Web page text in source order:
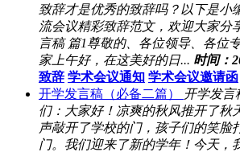
致辞才是优秀的致辞吗？以下是小
流会议精彩致辞范文，欢迎大家分
言稿 篇1尊敬的、各位领导、各位
家上午好，在这美好的日... 时间：
致辞 学术会议通知 学术会议邀请函
开学发言稿（必备二篇）
开学发言
们：大家好！凉爽的秋风推开了秋
声敲开了学校的门，孩子们的笑脸
门。我们迎来了新的学年！今天，